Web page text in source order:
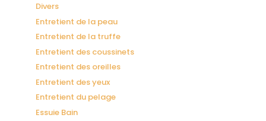
Divers
Entretient de la peau
Entretient de la truffe
Entretient des coussinets
Entretient des oreilles
Entretient des yeux
Entretient du pelage
Essuie Bain